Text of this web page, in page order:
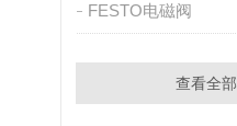
FESTO电磁阀
查看全部